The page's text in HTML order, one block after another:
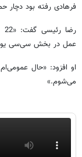
فرهادی رفته بود دچار
عمل در بخش سی‌سی یو
او افزود: «حال
می‌شوم.»